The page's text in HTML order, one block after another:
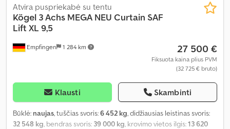
Empfingen 1 284 km
Atvira puspriekabė su tentu
Kögel 3 Achs MEGA NEU Curtain SAF
Lift XL 9,5
27 500 €
Fiksuota kaina plius PVM
(32 725 € bruto)
Klausti Skambinti
Būklė: naujas, tuščias svoris:6 452 kg, didžiausias leistinas svoris:
32 548 kg, bendras svoris: 39 000 kg, krovimo vietos ilgis:13 620